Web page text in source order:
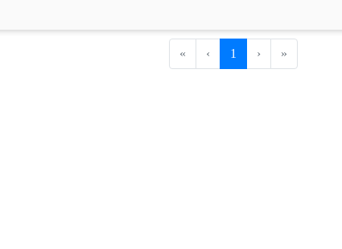
« ‹ 1 (current)
› »